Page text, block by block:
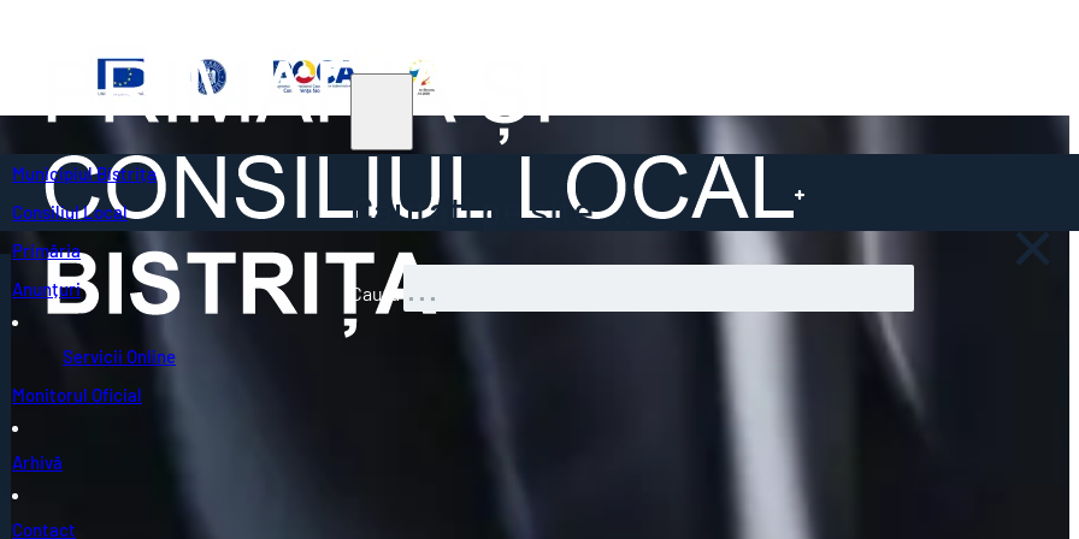
Municipiul Bistrița
Consiliul Local
Primăria
Anunțuri
Servicii Online
Monitorul Oficial
Arhivă
Contact
Căutați pe site ...
Caută
×